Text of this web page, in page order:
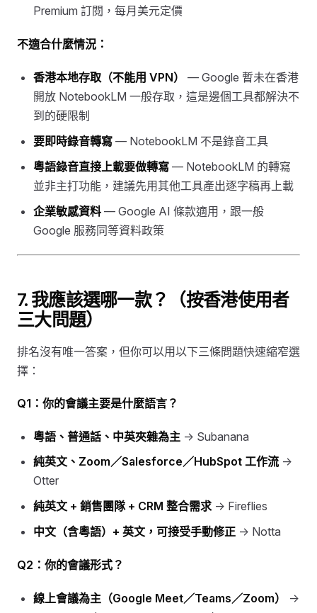
Premium 訂閱，每月美元定價
不適合什麼情況：
香港本地存取（不能用 VPN）
— Google 暫未在香港
開放 NotebookLM 一般存取，這是邊個工具都解決不
到的硬限制
要即時錄音轉寫 — NotebookLM 不是錄音工具
粵語錄音直接上載要做轉寫 — NotebookLM 的轉寫
並非主打功能，建議先用其他工具產出逐字稿再上載
企業敏感資料 — Google AI 條款適用，跟一般
Google 服務同等資料政策
7. 我應該選哪一款？（按香港使用者
三大問題）
排名沒有唯一答案，但你可以用以下三條問題快速縮窄選
擇：
Q1：你的會議主要是什麼語言？
粵語、普通話、中英夾雜為主 → Subanana
純英文、Zoom／Salesforce／HubSpot 工作流 →
Otter
純英文 + 銷售團隊 + CRM 整合需求→ Fireflies
中文（含粵語）+ 英文，可接受手動修正 → Notta
Q2：你的會議形式？
線上會議為主（Google Meet／Teams／Zoom）
→